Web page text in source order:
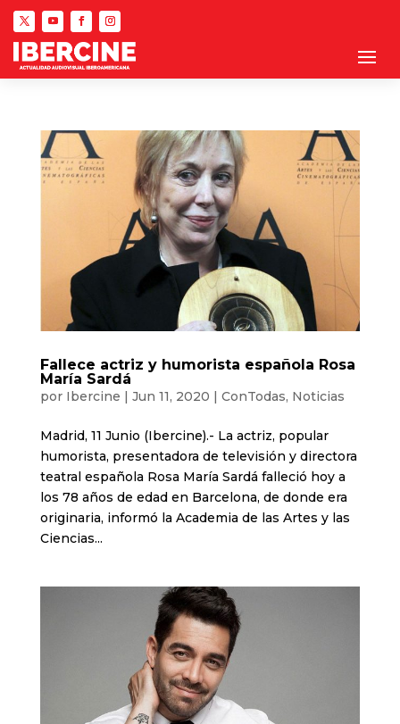
Fallece actriz y humorista española Rosa
María Sardá
por Ibercine | Jun 11, 2020 | ConTodas, Noticias
Madrid, 11 Junio (Ibercine).- La actriz, popular
humorista, presentadora de televisión y directora
teatral española Rosa María Sardá falleció hoy a
los 78 años de edad en Barcelona, de donde era
originaria, informó la Academia de las Artes y las
Ciencias...